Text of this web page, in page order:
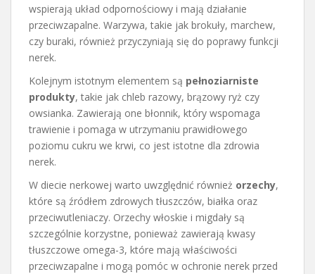
wspierają układ odpornościowy i mają działanie
przeciwzapalne. Warzywa, takie jak brokuły, marchew,
czy buraki, również przyczyniają się do poprawy funkcji
nerek.
Kolejnym istotnym elementem są pełnoziarniste
produkty, takie jak chleb razowy, brązowy ryż czy
owsianka. Zawierają one błonnik, który wspomaga
trawienie i pomaga w utrzymaniu prawidłowego
poziomu cukru we krwi, co jest istotne dla zdrowia
nerek.
W diecie nerkowej warto uwzględnić również orzechy,
które są źródłem zdrowych tłuszczów, białka oraz
przeciwutleniaczy. Orzechy włoskie i migdały są
szczególnie korzystne, ponieważ zawierają kwasy
tłuszczowe omega-3, które mają właściwości
przeciwzapalne i mogą pomóc w ochronie nerek przed